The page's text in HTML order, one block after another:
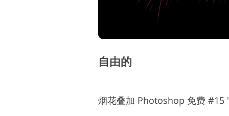
自由的
烟花叠加 Photoshop 免费